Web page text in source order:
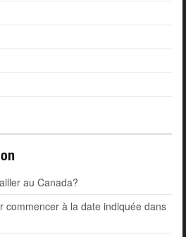
au Canada?
commencer à la date indiquée dans